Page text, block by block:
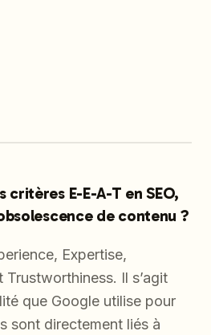
E-E-A-T en SEO,
de contenu ?
Expertise,
Il s’agit
que Google utilise pour
sont directement liés à